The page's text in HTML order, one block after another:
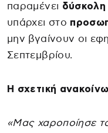
παραμένει
υπάρχει στο
μην βγαίνουν οι
Σεπτεμβρίου.
Η σχετική
«Μας χαροποίησε